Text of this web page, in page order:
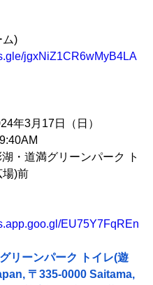
jgxNiZ1CR6wMyB4LA
年3月17日（日）
・道満グリーンパーク ト
場)前
EU75Y7FqREn
リーンパーク トイレ(遊
〒335-0000 Saitama,